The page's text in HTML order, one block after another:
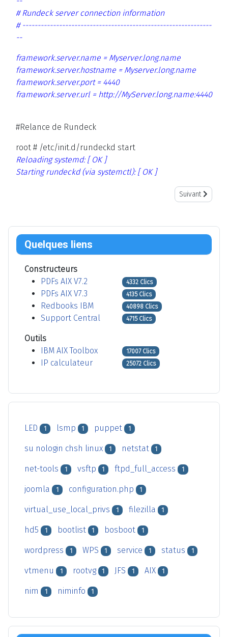
# Rundeck server connection information
# --------------------------------------------------------------
--
framework.server.name = Myserver.long.name
framework.server.hostname = Myserver.long.name
framework.server.port = 4440
framework.server.url = http://MyServer.long.name:4440
#Relance de Rundeck
root # /etc/init.d/rundeckd start
Reloading systemd: [ OK ]
Starting rundeckd (via systemctl): [ OK ]
Article suivant
Suivant
Quelques liens
Constructeurs
PDFs AIX V7.2
4332 Clics
PDFs AIX V7.3 4135 Clics
Redbooks IBM 40898 Clics
Support Central 4715 Clics
Outils
IBM AIX Toolbox
17007 Clics
IP calculateur 25072 Clics
LED 1 lsmp 1 puppet 1
su nologin chsh linux 1 netstat 1
net-tools 1 vsftp 1 ftpd_full_access 1
joomla 1 configuration.php 1
virtual_use_local_privs 1 filezilla 1
hd5 1 bootlist 1 bosboot 1
wordpress 1 WPS 1 service 1 status 1
vtmenu 1 rootvg 1 JFS 1 AIX 1
nim 1 niminfo 1